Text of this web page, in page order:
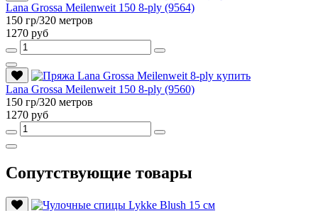
Lana Grossa Meilenweit 150 8-ply (9564)
150 гр/320 метров
1270 руб
Lana Grossa Meilenweit 150 8-ply (9560)
150 гр/320 метров
1270 руб
Сопутствующие товары